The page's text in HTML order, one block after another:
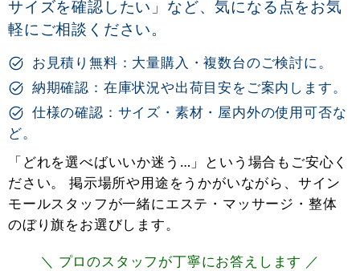
サイズを確認したい」など、気になる点をお気
軽にご相談ください。
お見積り無料：大量購入・複数台のご検討に。
納期確認：在庫状況や出荷目安をご案内します。
仕様の確認：サイズ・素材・屋内外の使用可否な
ど。
「どれを選べばいいか迷う…」という場合もご安心く
ださい。 掲示場所や用途をうかがいながら、サイン
モールスタッフが一緒にエステ・マッサージ・整体
のぼり旗をお選びします。
＼ プロのスタッフが丁寧にお答えします ／